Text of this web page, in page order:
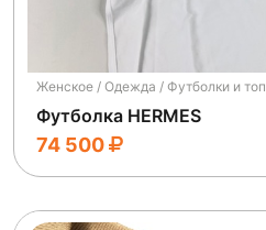
Женское / Одежда / Футболки и
Футболка HERMES
74 500